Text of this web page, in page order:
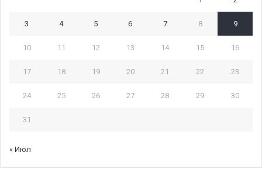
3 4 5 6 7 8 9
10 11 12 13 14 15 16
17 18 19 20 21 22 23
24 25 26 27 28 29 30
31
« Июл